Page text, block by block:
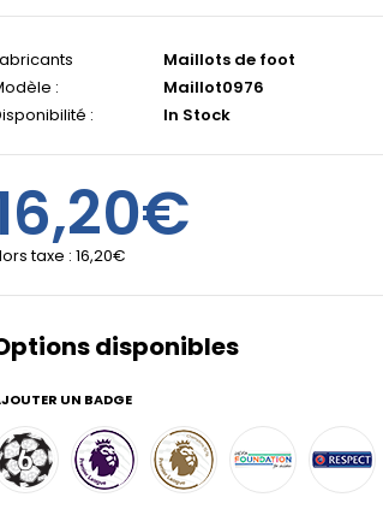
Maillots de foot
:
Maillot0976
:
In Stock
taxe : 16,20€
disponibles
UN BADGE